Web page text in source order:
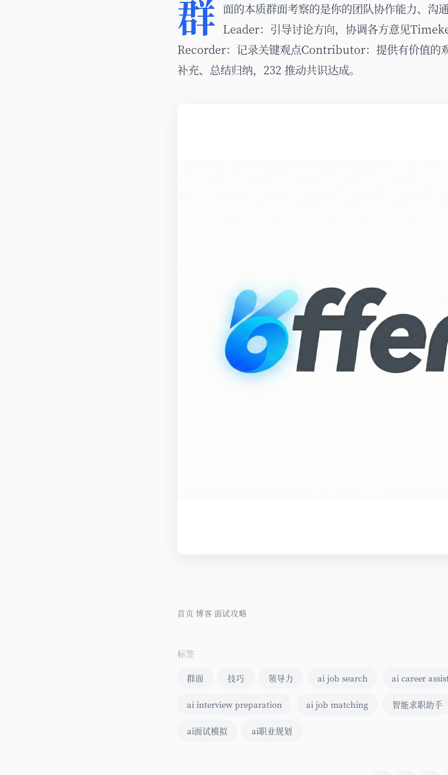
群 面的本质群面考察的是你的团队协作能力、沟
Leader：引导讨论方向，协调各方意见
Recorder：记录关键观点Contributor：提供有价值的
补充、总结归纳，232 推动共识达成。
首页 博客 面试攻略
标签
群面 技巧 领导力 ai job search ai career
ai interview preparation ai job matching 智能求职助手
ai面试模拟 ai职业规划